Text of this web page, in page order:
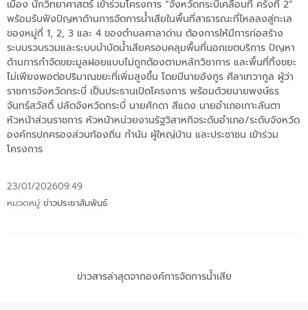
เมือง นักวิทยาศาสตร์ เข้าร่วมโครงการ “จังหวัดกระบี่เคลื่อนที่ ครั้งที่ 2”
พร้อมรับฟังปัญหาด้านการจัดการน้ำเสียในพื้นที่สาธารณะที่ไหลลงสู่ทะเล
ของหมู่ที่ 1, 2, 3 และ 4 ของตำบลศาลาด่าน ต้องการให้มีการก่อสร้าง
ระบบรวบรวมและระบบบำบัดน้ำเสียครอบคลุมพื้นที่นอกเขตบริการ ปัญหา
ด้านการกำจัดขยะมูลฝอยแบบไม่ถูกต้องตามหลักวิชาการ และพื้นที่ทิ้งขยะ
ไม่เพียงพอต่อปริมาณขยะที่เพิ่มสูงขึ้น โดยมีนายอังกูร ศีลาเทวากูล ผู้ว่า
ราชการจังหวัดกระบี่ เป็นประธานเปิดโครงการ พร้อมด้วยนายพงษ์ธร
จันทร์สวัสดิ์ ปลัดจังหวัดกระบี่ นายศักดา สีแดง นายอำเภอเกาะลันตา
หัวหน้าส่วนราชการ หัวหน้าหน่วยงานรัฐวิสาหกิจระดับอำเภอ/ระดับจังหวัด
องค์กรปกครองส่วนท้องถิ่น กำนัน ผู้ใหญ่บ้าน และประชาชน เข้าร่วม
โครงการ
23/01/202609:49
หมวดหมู่ ข่าวประชาสัมพันธ์
ข่าวสารล่าสุดจากองค์การจัดการน้ำเสีย